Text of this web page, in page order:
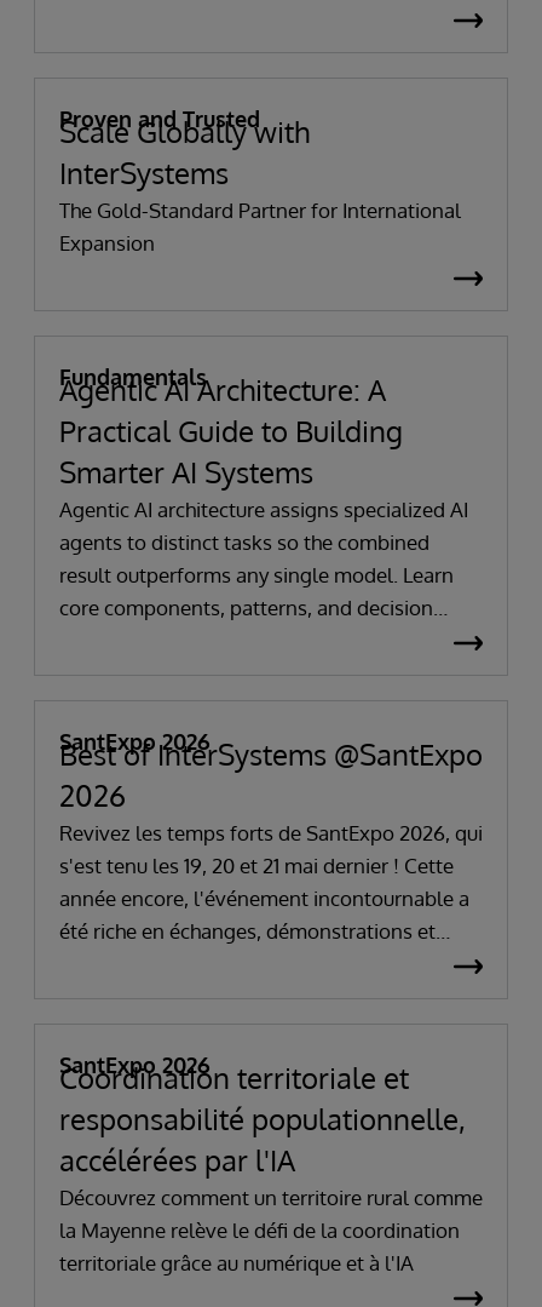
cliniciens expérimentés. Ce résultat ne vient
mécanisme différent : plusieurs agents IA
confrontent leurs raisonnements jusqu’à ce
que les erreurs soient détectées.
Proven and Trusted
Scale Globally with
InterSystems
The Gold-Standard Partner for International
Expansion
Fundamentals
Agentic AI Architecture: A
Practical Guide to Building
Smarter AI Systems
Agentic AI architecture assigns specialized AI
agents to distinct tasks so the combined
result outperforms any single model. Learn
core components, patterns, and decision
SantExpo 2026
Best of InterSystems @SantExpo
2026
Revivez les temps forts de SantExpo 2026, qui
s'est tenu les 19, 20 et 21 mai dernier ! Cette
année encore, l'événement incontournable a
été riche en échanges, démonstrations et
SantExpo 2026
Coordination territoriale et
responsabilité populationnelle,
accélérées par l'IA
Découvrez comment un territoire rural comme
la Mayenne relève le défi de la coordination
territoriale grâce au numérique et à l'IA